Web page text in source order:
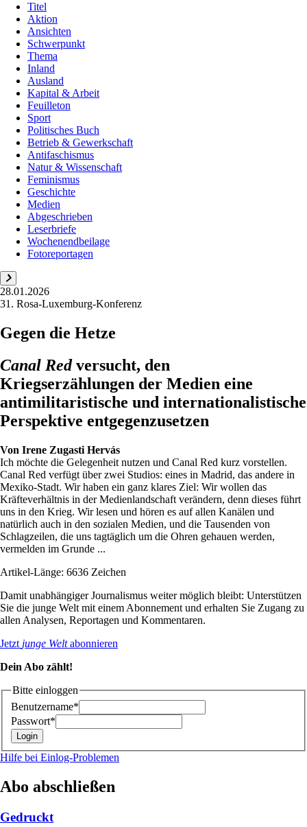
Titel
Aktion
Ansichten
Schwerpunkt
Thema
Inland
Ausland
Kapital & Arbeit
Feuilleton
Sport
Politisches Buch
Betrieb & Gewerkschaft
Antifaschismus
Natur & Wissenschaft
Feminismus
Geschichte
Medien
Abgeschrieben
Leserbriefe
Wochenendbeilage
Fotoreportagen
28.01.2026
31. Rosa-Luxemburg-Konferenz
Gegen die Hetze
Canal Redversucht, den
Kriegserzählungen der Medien eine
antimilitaristische und internationalistische
Perspektive entgegenzusetzen
Von Irene Zugasti Hervás
Ich möchte die Gelegenheit nutzen und Canal Red kurz vorstellen.
Canal Red verfügt über zwei Studios: eines in Madrid, das andere in
Mexiko-Stadt. Wir haben ein ganz klares Ziel: Wir wollen das
Kräfteverhältnis in der Medienlandschaft verändern, denn dieses führt
uns in den Krieg. Wir lesen und hören es auf allen Kanälen und
natürlich auch in den sozialen Medien, und die Tausenden von
Schlagzeilen, die uns tagtäglich um die Ohren gehauen werden,
vermelden im Grunde ...
Artikel-Länge: 6636 Zeichen
Damit unabhängiger Journalismus weiter möglich bleibt: Unterstützen
Sie die junge Welt mit einem Abonnement und erhalten Sie Zugang zu
allen Analysen, Reportagen und Kommentaren.
Jetzt junge Weltabonnieren
Dein Abo zählt!
Bitte einloggen
Benutzername*
Passwort*
Hilfe bei Einlog-Problemen
Abo abschließen
Gedruckt